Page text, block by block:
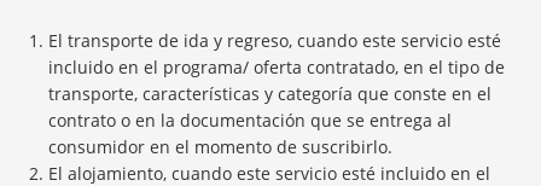
El transporte de ida y regreso, cuando este servicio esté
incluido en el programa/ oferta contratado, en el tipo de
transporte, características y categoría que conste en el
contrato o en la documentación que se entrega al
consumidor en el momento de suscribirlo.
El alojamiento, cuando este servicio esté incluido en el